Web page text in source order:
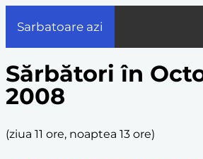
Sarbatoare azi
Sărbători în
2008
(ziua 11 ore, noaptea 13 ore)